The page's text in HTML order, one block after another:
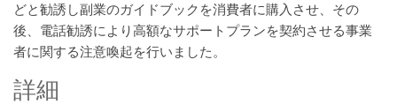
どと勧誘し副業のガイドブックを消費者に購入させ、その
後、電話勧誘により高額なサポートプランを契約させる事業
者に関する注意喚起を行いました。
詳細